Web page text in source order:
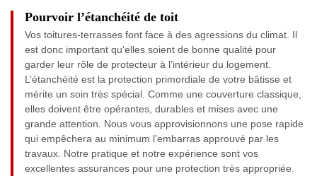
Pourvoir l’étanchéité de toit
Vos toitures-terrasses font face à des agressions du climat. Il
est donc important qu’elles soient de bonne qualité pour
garder leur rôle de protecteur à l’intérieur du logement.
L’étanchéité est la protection primordiale de votre bâtisse et
mérite un soin très spécial. Comme une couverture classique,
elles doivent être opérantes, durables et mises avec une
grande attention. Nous vous approvisionnons une pose rapide
qui empêchera au minimum l’embarras approuvé par les
travaux. Notre pratique et notre expérience sont vos
excellentes assurances pour une protection très appropriée.